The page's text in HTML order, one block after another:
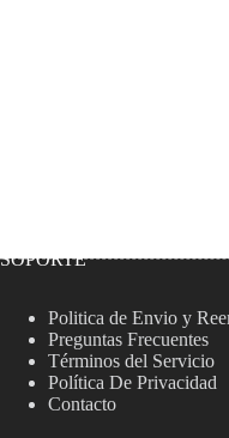
SOPORTE
Politica de Envio y
Preguntas Frecuentes
Términos del Servicio
Política De Privacidad
Contacto